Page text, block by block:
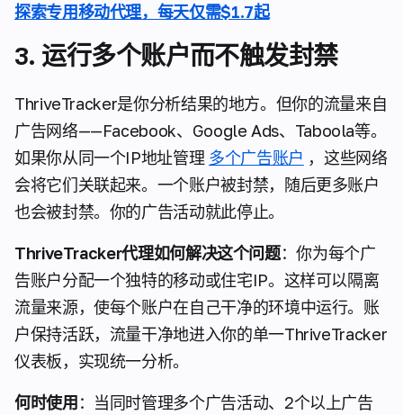
探索专用移动代理，每天仅需$1.7起
3. 运行多个账户而不触发封禁
ThriveTracker是你分析结果的地方。但你的流量来自
广告网络——Facebook、Google Ads、Taboola等。
如果你从同一个IP地址管理 多个广告账户 ，这些网络
会将它们关联起来。一个账户被封禁，随后更多账户
也会被封禁。你的广告活动就此停止。
ThriveTracker代理如何解决这个问题：你为每个广
告账户分配一个独特的移动或住宅IP。这样可以隔离
流量来源，使每个账户在自己干净的环境中运行。账
户保持活跃，流量干净地进入你的单一ThriveTracker
仪表板，实现统一分析。
何时使用 ：当同时管理多个广告活动、2个以上广告